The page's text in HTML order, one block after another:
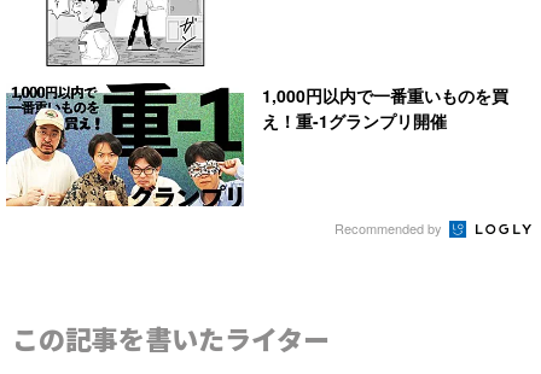
1,000円以内で一番重いものを買
え！重-1グランプリ開催
Recommended by
この記事を書いたライター